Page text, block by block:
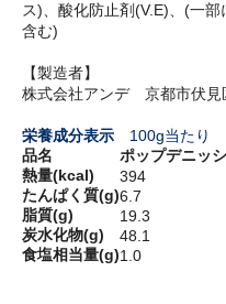
ス)、酸化防止剤(V.E)、(一
含む)
【製造者】
株式会社アンデ 京都市伏見
栄養成分表示 100g当たり
品名
ポップデニッ
熱量(kcal)
394
たんぱく質(g)6.7
脂質(g)
19.3
炭水化物(g)
48.1
食塩相当量(g)1.0